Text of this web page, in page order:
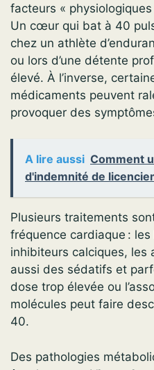
facteurs «
Un cœur qui bat à 40
chez un athlète
ou lors d’une détente
élevé. À l’inverse,
médicaments peuvent
provoquer des
A lire aussi Comment
d'indemnité de
Plusieurs traitements
fréquence cardiaque : les
inhibiteurs calciques, les
aussi des sédatifs et
dose trop élevée ou
molécules peut faire
40.
Des pathologies